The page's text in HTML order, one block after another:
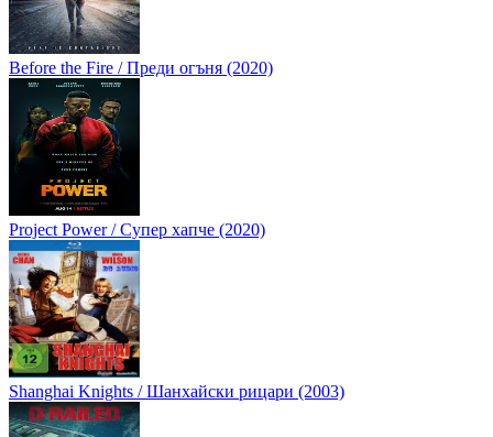
Before the Fire / Преди огъня (2020)
Project Power / Супер хапче (2020)
Shanghai Knights / Шанхайски рицари (2003)